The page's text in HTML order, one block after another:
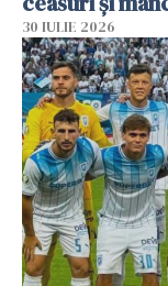
30 IULIE 2026